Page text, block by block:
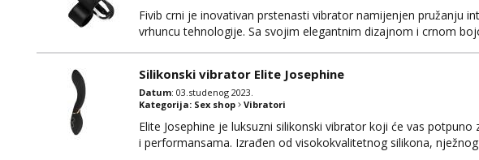
Fivib crni je inovativan prstenasti vibrator namijenjen pružanju
vrhuncu tehnologije. Sa svojim elegantnim dizajnom i crnom
Silikonski vibrator Elite Josephine
Datum: 03.studenog 2023.
Kategorija: Sex shop Vibratori
Elite Josephine je luksuzni silikonski vibrator koji će vas
i performansama. Izrađen od visokokvalitetnog silikona,